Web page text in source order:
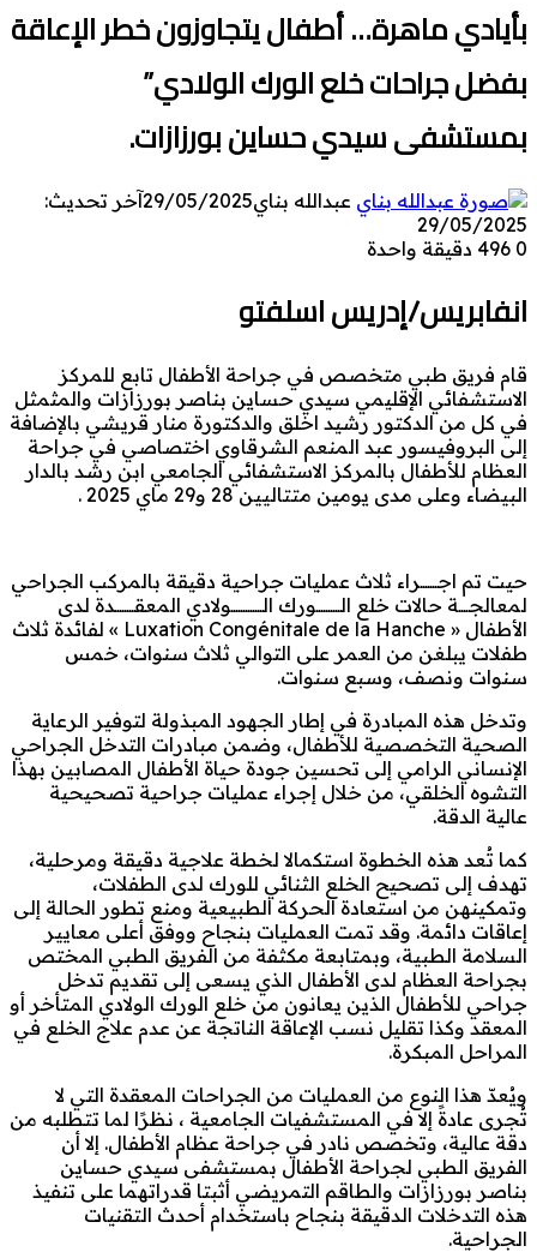
بأيادي ماهرة… أطفال يتجاوزون خطر الإعاقة
بفضل جراحات خلع الورك الولادي”
بمستشفى سيدي حساين بورزازات.
عبدالله بناي29/05/2025آخر تحديث:
29/05/2025
0
دقيقة واحدة
انفابريس/إدريس اسلفتو
قام فريق طبي متخصص في جراحة الأطفال تابع للمركز
الاستشفائي الإقليمي سيدي حساين بناصر بورزازات والمثمثل
في كل من الدكتور رشيد اخلق والدكتورة منار قريشي بالإضافة
إلى البروفيسور عبد المنعم الشرقاوي اختصاصي في جراحة
العظام للأطفال بالمركز الاستشفائي الجامعي ابن رشد بالدار
البيضاء وعلى مدى يومين متتاليين 28 و29 ماي 2025 .
حيت تم اجـــــــراء ثلاث عمليات جراحية دقيقة بالمركب الجراحي
لمعالجــــة حالات خلع الــــــــــورك الـــــــــــــولادي المعقــــــــدة لدى
الأطفال « Luxation Congénitale de la Hanche » لفائدة ثلاث
طفلات يبلغن من العمر على التوالي ثلاث سنوات، خمس
سنوات ونصف، وسبع سنوات.
وتدخل هذه المبادرة في إطار الجهود المبذولة لتوفير الرعاية
الصحية التخصصية للأطفال، وضمن مبادرات التدخل الجراحي
الإنساني الرامي إلى تحسين جودة حياة الأطفال المصابين بهذا
التشوه الخلقي، من خلال إجراء عمليات جراحية تصحيحية
عالية الدقة.
كما تُعد هذه الخطوة استكمالا لخطة علاجية دقيقة ومرحلية،
تهدف إلى تصحيح الخلع الثنائي للورك لدى الطفلات،
وتمكينهن من استعادة الحركة الطبيعية ومنع تطور الحالة إلى
إعاقات دائمة. وقد تمت العمليات بنجاح ووفق أعلى معايير
السلامة الطبية، وبمتابعة مكثفة من الفريق الطبي المختص
بجراحة العظام لدى الأطفال الذي يسعى إلى تقديم تدخل
جراحي للأطفال الذين يعانون من خلع الورك الولادي المتأخر أو
المعقد وكذا تقليل نسب الإعاقة الناتجة عن عدم علاج الخلع في
المراحل المبكرة.
ويُعدّ هذا النوع من العمليات من الجراحات المعقدة التي لا
تُجرى عادةً إلا في المستشفيات الجامعية ، نظرًا لما تتطلبه من
دقة عالية، وتخصص نادر في جراحة عظام الأطفال. إلا أن
الفريق الطبي لجراحة الأطفال بمستشفى سيدي حساين
بناصر بورزازات والطاقم التمريضي أثبتا قدراتهما على تنفيذ
هذه التدخلات الدقيقة بنجاح باستخدام أحدث التقنيات
الجراحية.